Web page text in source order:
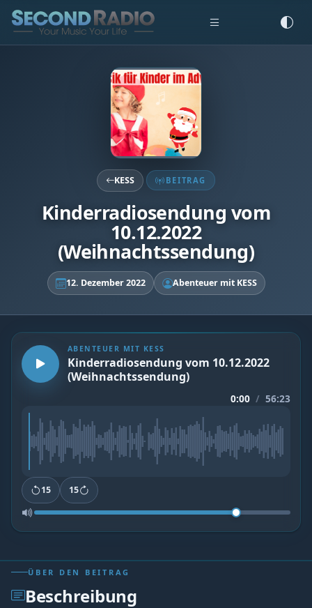
KESS BEITRAG
Kinderradiosendung vom
10.12.2022
(Weihnachtssendung)
12. Dezember 2022 Abenteuer mit KESS
ABENTEUER MIT KESS
Kinderradiosendung vom 10.12.2022
(Weihnachtssendung)
0:00 / 56:23
15 15
ÜBER DEN BEITRAG
Beschreibung